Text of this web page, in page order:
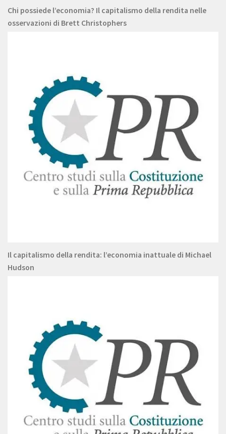
Chi possiede l’economia? Il capitalismo della rendita nelle
osservazioni di Brett Christophers
Il capitalismo della rendita: l’economia inattuale di Michael
Hudson